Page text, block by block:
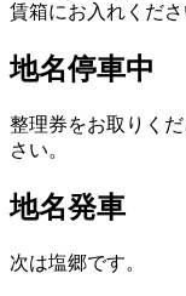
賃箱にお入れくださ
地名停車中
整理券をお取りく
さい。
地名発車
次は塩郷です。